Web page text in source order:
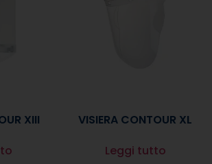
XIII
VISIERA CONTOUR XL
Leggi tutto